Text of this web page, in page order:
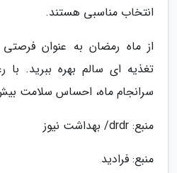
انتخاب مناسبی هستند.
از ماه رمضان به عنوان
تغذیه ای سالم بهره ببرید.
سرانجام ماه، احساس سلامت
منبع: drdr/ بهداشت نیوز
منبع: فرادید